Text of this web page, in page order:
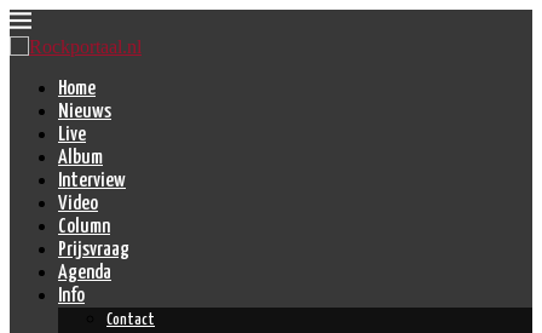
Home
Nieuws
Live
Album
Interview
Video
Column
Prijsvraag
Agenda
Info
Contact